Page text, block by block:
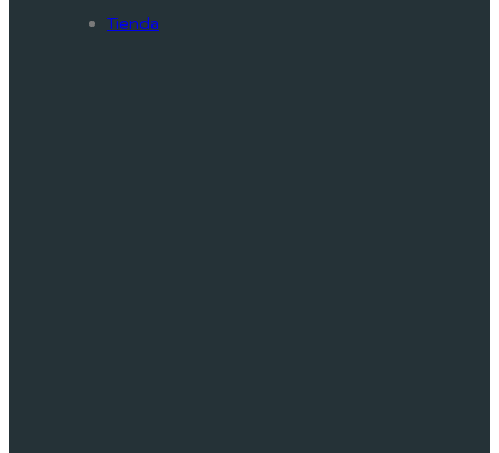
Tienda